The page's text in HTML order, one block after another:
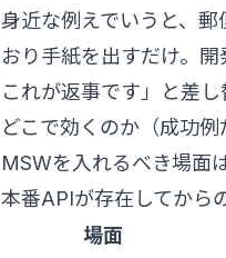
身近な例えでいうと、
おり手紙を出すだけ。
これが返事です」と差
どこで効くのか（成功例
MSWを入れるべき場面
本番APIが存在してから
場面